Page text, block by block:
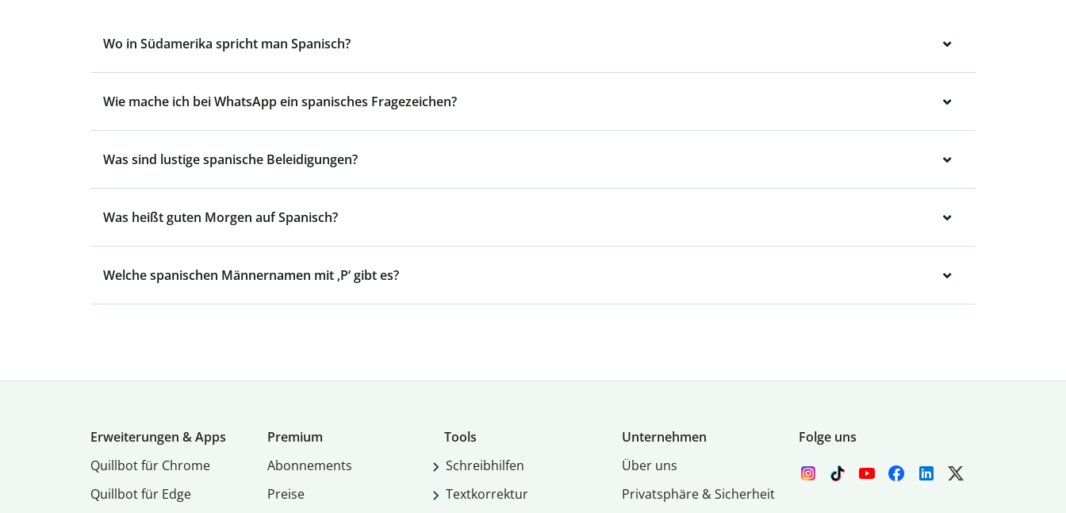
Wo in Südamerika spricht man Spanisch?
Wie mache ich bei WhatsApp ein spanisches Fragezeichen?
Was sind lustige spanische Beleidigungen?
Was heißt guten Morgen auf Spanisch?
Welche spanischen Männernamen mit ‚P‘ gibt es?
Erweiterungen & Apps
Quillbot für Chrome
Quillbot für Edge
Premium
Abon­ne­ments
Preise
Tools
Schreibhilfen
Textkorrektur
Unternehmen
Über uns
Privatsphäre & Sicherheit
Folge uns